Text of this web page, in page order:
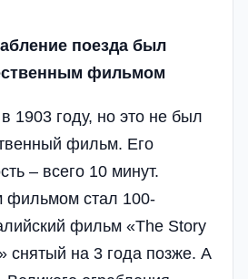
поезда был
фильмом
1903 году, но это не был
фильм. Его
– всего 10 минут.
фильмом стал 100-
фильм «The Story
снятый на 3 года позже. А